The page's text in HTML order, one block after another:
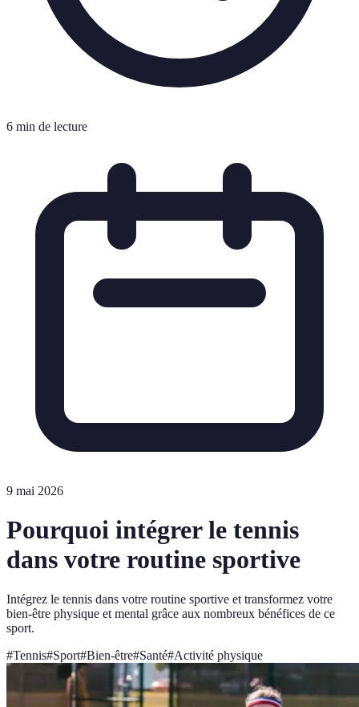
6 min de lecture
9 mai 2026
Pourquoi intégrer le tennis
dans votre routine sportive
Intégrez le tennis dans votre routine sportive et transformez votre
bien-être physique et mental grâce aux nombreux bénéfices de ce
sport.
#Tennis#Sport#Bien-être#Santé#Activité physique